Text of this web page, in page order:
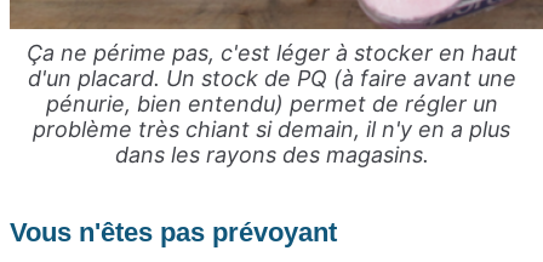
Ça ne périme pas, c'est léger à stocker en haut
d'un placard. Un stock de PQ (à faire avant une
pénurie, bien entendu) permet de régler un
problème très chiant si demain, il n'y en a plus
dans les rayons des magasins.
Vous n'êtes pas prévoyant